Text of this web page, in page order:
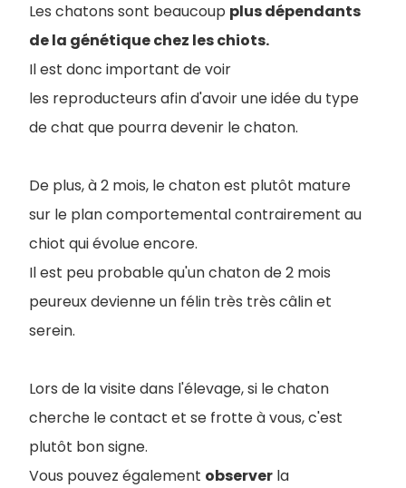
Les chatons sont beaucoup plus dépendants
de la génétique chez les chiots.
Il est donc important de voir
les reproducteurs afin d'avoir une idée du type
de chat que pourra devenir le chaton.
De plus, à 2 mois, le chaton est plutôt mature
sur le plan comportemental contrairement au
chiot qui évolue encore.
Il est peu probable qu'un chaton de 2 mois
peureux devienne un félin très très câlin et
serein.
Lors de la visite dans l'élevage, si le chaton
cherche le contact et se frotte à vous, c'est
plutôt bon signe.
Vous pouvez également observer la